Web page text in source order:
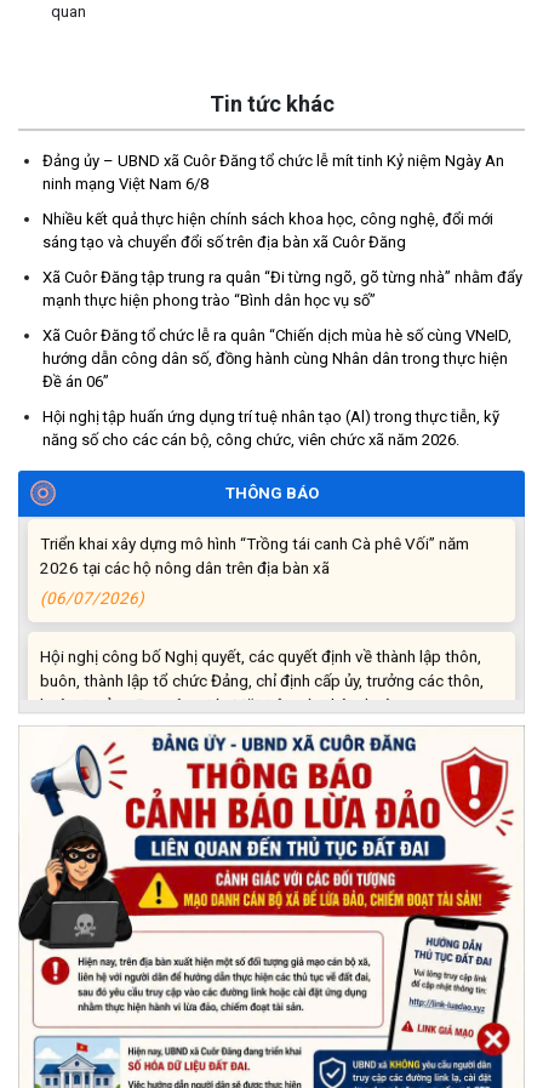
quan
Tin tức khác
Đảng ủy – UBND xã Cuôr Đăng tổ chức lễ mít tinh Kỷ niệm Ngày An
ninh mạng Việt Nam 6/8
Nhiều kết quả thực hiện chính sách khoa học, công nghệ, đổi mới
sáng tạo và chuyển đổi số trên địa bàn xã Cuôr Đăng
Xã Cuôr Đăng tập trung ra quân “Đi từng ngõ, gõ từng nhà” nhằm đẩy
mạnh thực hiện phong trào “Bình dân học vụ số”
Xã Cuôr Đăng tổ chức lễ ra quân “Chiến dịch mùa hè số cùng VNeID,
hướng dẫn công dân số, đồng hành cùng Nhân dân trong thực hiện
Đề án 06”
Hội nghị tập huấn ứng dụng trí tuệ nhân tạo (Al) trong thực tiễn, kỹ
năng số cho các cán bộ, công chức, viên chức xã năm 2026.
THÔNG BÁO
Thông báo tiếp nhận phản ánh, kiến nghị về quy định thủ tục
hành chính
(07/08/2026)
Thông báo về thực hiện Luật tương trợ tư pháp về dân sự và
các văn bản quy định chi tiết, hướng dẫn thi hành
(04/08/2026)
Thông báo cảnh báo lừa đảo liên quan đến thủ tục đất đai
(24/07/2026)
2026 tại các hộ nông dân trên địa bàn xã
(06/07/2026)
buôn, thành lập tổ chức Đảng, chỉ định cấp ủy, trưởng các thôn,
buôn, trưởng Ban công tác Mặt trận các thôn, buôn
(03/07/2026)
Xã Cuôr Đăng đã tổ chức lễ kỷ niệm 85 năm Ngày truyền thống
Người cao tuổi Việt Nam (06/06/1941-06/06/2026) và tổ
chức mừng thọ, chúc thọ Người cao tuổi trên địa bàn xã.
(05/06/2026)
PHÁT ĐỘNG THAM GIA CUỘC THI “ỨNG DỤNG TRÍ TUỆ NHÂN
TẠO VÀO CUỘC SỐNG – AI FOR LIFE 2026” TRÊN ĐỊA BÀN
TỈNH ĐẮK LẮK
(29/05/2026)
Nhiệt liệt chào mừng Ngày Khoa học, Công nghệ và Đổi mới
sáng tạo Việt Nam 18/5"